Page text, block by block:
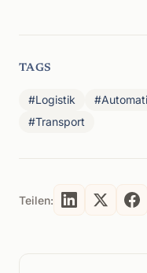
TAGS
#Logistik
#Transport
Teilen: